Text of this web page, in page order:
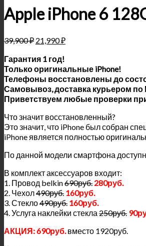
Apple iPhone 6
39,900₽ 21,990₽
Гарантия 1 год!
Только оригинальные iPhone!
Телефоны восстановлены до
Самовывоз, доставка курьером по
Приветствуем любые проверки
Что значит восстановленный?
Это значит, что iPhone был собран
iPhone является полностью
По данной модели смартфона
В комплект аксессуаров входит:
1. Провод belkin690руб. 280руб.
2. Чехол490руб. 160руб.
3. Стекло490руб. 160руб.
4. Услуга наклейки стекла 250руб.
АКЦИЯ: 690руб.вместо 1920руб.